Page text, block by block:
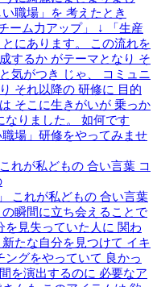
れが私どもの 合い言葉 コ